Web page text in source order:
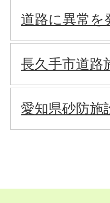
道路に異常
長久手市道路
愛知県砂防施